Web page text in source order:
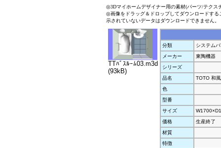
◎3Dマイホームデザイナー用の素材(パーツ/テクス
◎画像をドラッグ＆ドロップしてダウンロードす
示されていないデータはダウンロードできません。
TTﾊﾞｽﾙｰﾑ03.m3d
(93kB)
分類
システム
メーカー
東陶機器
シリーズ
品名
TOTO 和
色
型番
サイズ
価格
生産終了
材質
特徴